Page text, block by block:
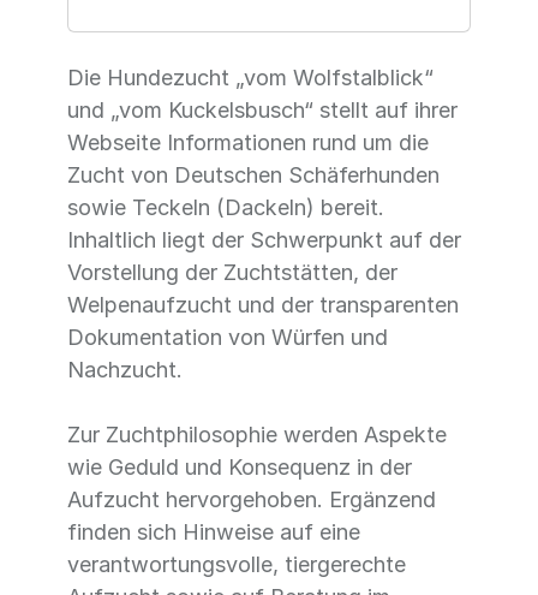
Die Hundezucht „vom Wolfstalblick“
und „vom Kuckelsbusch“ stellt auf ihrer
Webseite Informationen rund um die
Zucht von Deutschen Schäferhunden
sowie Teckeln (Dackeln) bereit.
Inhaltlich liegt der Schwerpunkt auf der
Vorstellung der Zuchtstätten, der
Welpenaufzucht und der transparenten
Dokumentation von Würfen und
Nachzucht.
Zur Zuchtphilosophie werden Aspekte
wie Geduld und Konsequenz in der
Aufzucht hervorgehoben. Ergänzend
finden sich Hinweise auf eine
verantwortungsvolle, tiergerechte